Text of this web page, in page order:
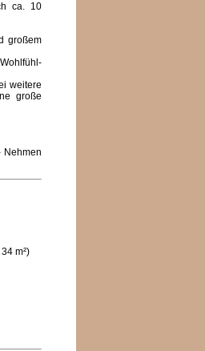
ca. 10
großem
weitere
große
Nehmen
m²)